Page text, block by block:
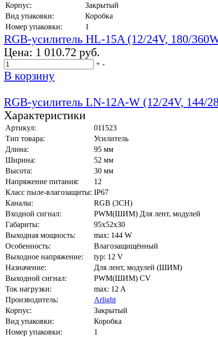
Корпус:
Закрытый
Вид упаковки:
Коробка
Номер упаковки:
1
RGB-усилитель HL-15A (12/24V, 180/
Цена: 1 010.72 руб.
+ -
В корзину
RGB-усилитель LN-12A-W (12/24V, 144/
Характеристики
Артикул:
011523
Тип товара:
Усилитель
Длина:
95 мм
Ширина:
52 мм
Высота:
30 мм
Напряжение питания:
12
Класс пыле-влагозащиты: IP67
Каналы:
RGB (3CH)
Входной сигнал:
PWM(ШИМ) Для лент, модулей
Габариты:
95x52x30
Выходная мощность:
max: 144 W
Особенность:
Влагозащищённый
Выходное напряжение:
typ: 12 V
Назначение:
Для лент, модулей (ШИМ)
Выходной сигнал:
PWM(ШИМ) CV
Ток нагрузки:
max: 12 A
Производитель:
Arlight
Корпус:
Закрытый
Вид упаковки:
Коробка
Номер упаковки:
1